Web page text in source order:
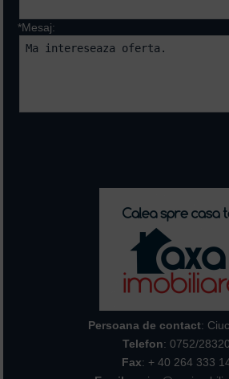
*Mesaj:
Persoana de contact:
Telefon: 0752/
Fax: + 40 264 333